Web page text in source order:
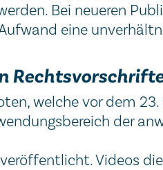
Bei neueren
eine
welche vor dem 23.
der
Videos